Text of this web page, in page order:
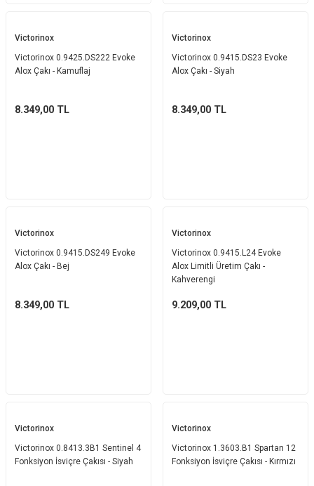
Victorinox
Victorinox 0.9425.DS222 Evoke
Alox Çakı - Kamuflaj
8.349,00 TL
Victorinox
Victorinox 0.9415.DS23 Evoke
Alox Çakı - Siyah
8.349,00 TL
Victorinox
Victorinox 0.9415.DS249 Evoke
Alox Çakı - Bej
8.349,00 TL
Victorinox
Victorinox 0.9415.L24 Evoke
Alox Limitli Üretim Çakı -
Kahverengi
9.209,00 TL
Victorinox
Victorinox 0.8413.3B1 Sentinel 4
Fonksiyon İsviçre Çakısı - Siyah
Victorinox
Victorinox 1.3603.B1 Spartan 12
Fonksiyon İsviçre Çakısı - Kırmızı